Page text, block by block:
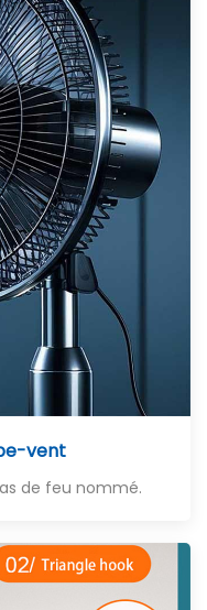
vent
de feu nommé.